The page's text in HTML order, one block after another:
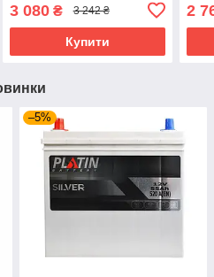
3 080₴ 3 242 ₴
Купити
2
–5%